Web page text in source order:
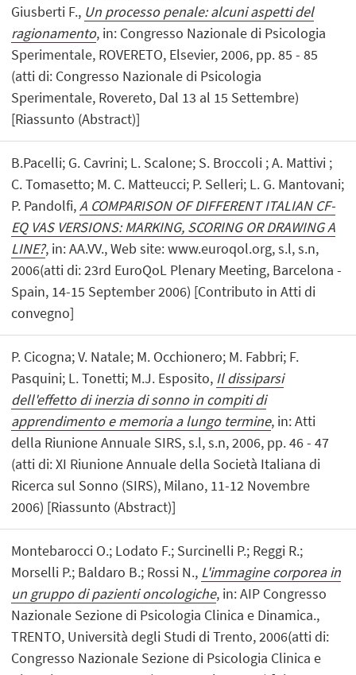
Giusberti F., Un processo penale: alcuni aspetti del
ragionamento, in: Congresso Nazionale di Psicologia
Sperimentale, ROVERETO, Elsevier, 2006, pp. 85 - 85
(atti di: Congresso Nazionale di Psicologia
Sperimentale, Rovereto, Dal 13 al 15 Settembre)
[Riassunto (Abstract)]
B.Pacelli; G. Cavrini; L. Scalone; S. Broccoli ; A. Mattivi ;
C. Tomasetto; M. C. Matteucci; P. Selleri; L. G. Mantovani;
P. Pandolfi,A COMPARISON OF DIFFERENT ITALIAN CF-
EQ VAS VERSIONS: MARKING, SCORING OR DRAWING A
LINE?, in: AA.VV., Web site: www.euroqol.org, s.l, s.n,
2006(atti di: 23rd EuroQoL Plenary Meeting, Barcelona -
Spain, 14-15 September 2006) [Contributo in Atti di
convegno]
P. Cicogna; V. Natale; M. Occhionero; M. Fabbri; F.
Pasquini; L. Tonetti; M.J. Esposito, Il dissiparsi
dell'effetto di inerzia di sonno in compiti di
apprendimento e memoria a lungo termine, in: Atti
della Riunione Annuale SIRS, s.l, s.n, 2006, pp. 46 - 47
(atti di: XI Riunione Annuale della Società Italiana di
Ricerca sul Sonno (SIRS), Milano, 11-12 Novembre
2006) [Riassunto (Abstract)]
Montebarocci O.; Lodato F.; Surcinelli P.; Reggi R.;
Morselli P.; Baldaro B.; Rossi N., L'immagine corporea in
un gruppo di pazienti oncologiche, in: AIP Congresso
Nazionale Sezione di Psicologia Clinica e Dinamica.,
TRENTO, Università degli Studi di Trento, 2006(atti di:
Congresso Nazionale Sezione di Psicologia Clinica e